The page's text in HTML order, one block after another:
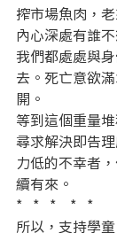
搾市場魚肉，
內心深處有誰
我們都處處與
去。死亡意欲
開。
等到這個重量
尋求解決即告
力低的不幸者
續有來。
*   *   *    *   *
所以，支持學